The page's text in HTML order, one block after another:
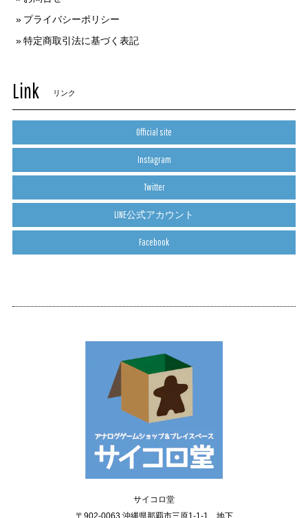
プライバシーポリシー
特定商取引法に基づく表記
Link リンク
Official site
Instagram
Twitter
LINE公式アカウント
Facebook
サイコロ堂
〒902-0063 沖縄県那覇市三原1-1-1 地下